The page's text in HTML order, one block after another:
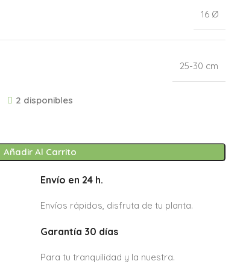
16 Ø
25-30 cm
2 disponibles
Añadir Al Carrito
Envío en 24 h.
Envíos rápidos, disfruta de tu planta.
Garantía 30 días
Para tu tranquilidad y la nuestra.